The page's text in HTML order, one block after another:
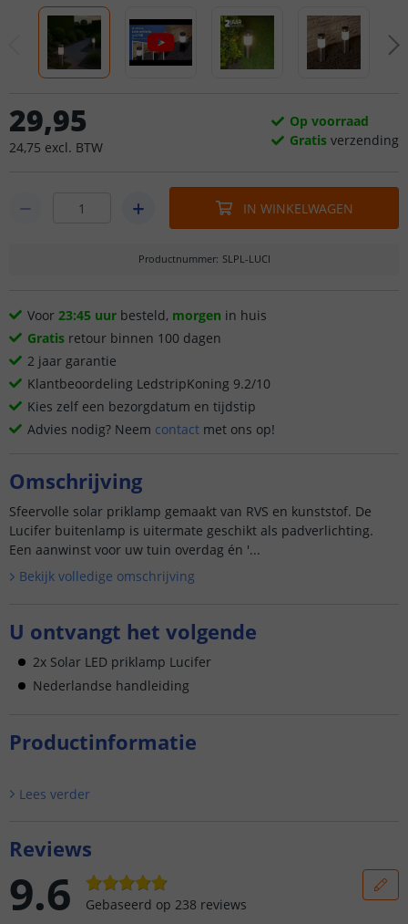
29,95
24,75 excl. BTW
Op voorraad
Gratis verzending
IN WINKELWAGEN
Productnummer: SLPL-LUCI
Voor 23:45 uur besteld, morgen in huis
Gratis retour binnen 100 dagen
2 jaar garantie
Klantbeoordeling LedstripKoning 9.2/10
Kies zelf een bezorgdatum en tijdstip
Advies nodig? Neem contact met ons op!
Omschrijving
Sfeervolle solar priklamp gemaakt van RVS en kunststof. De
Lucifer buitenlamp is uitermate geschikt als padverlichting.
Een aanwinst voor uw tuin overdag én '...
Bekijk volledige omschrijving
U ontvangt het volgende
2x Solar LED priklamp Lucifer
Nederlandse handleiding
Productinformatie
Lees verder
Reviews
9.6 Gebaseerd op 238 reviews